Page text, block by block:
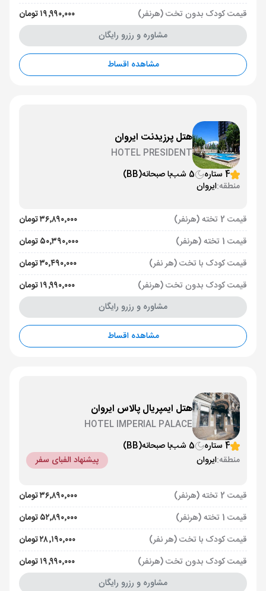
قیمت کودک بدون تخت (هرنفر)
۱۹٬۹۹۰٬۰۰۰ تومان
مشاوره و رزرو رایگان
مشاهده اقساط
هتل پرزیدنت ایروان
HOTEL PRESIDENT
4 ستاره
5 شب با صبحانه(BB)
منطقه:ایروان
قیمت 2 تخته (هرنفر)
۳۶٬۸۹۰٬۰۰۰ تومان
قیمت 1 تخته (هرنفر)
۵۰٬۳۹۰٬۰۰۰ تومان
قیمت کودک با تخت (هر نفر)
۳۰٬۴۹۰٬۰۰۰ تومان
قیمت کودک بدون تخت (هرنفر)
۱۹٬۹۹۰٬۰۰۰ تومان
مشاوره و رزرو رایگان
مشاهده اقساط
هتل ایمپریال پالاس ایروان
HOTEL IMPERIAL PALACE
4 ستاره
5 شب با صبحانه(BB)
منطقه:ایروان پیشنهاد الفبای سفر
قیمت 2 تخته (هرنفر)
۳۶٬۸۹۰٬۰۰۰ تومان
قیمت 1 تخته (هرنفر)
۵۲٬۸۹۰٬۰۰۰ تومان
قیمت کودک با تخت (هر نفر)
۲۸٬۱۹۰٬۰۰۰ تومان
قیمت کودک بدون تخت (هرنفر)
۱۹٬۹۹۰٬۰۰۰ تومان
مشاوره و رزرو رایگان